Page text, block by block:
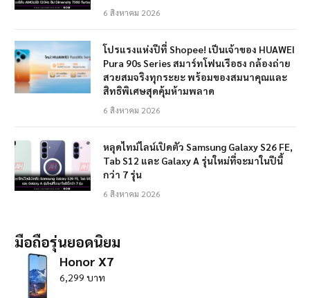
6 สิงหาคม 2026
โปรแรงแห่งปีที่ Shopee! เป็นเจ้าของ HUAWEI
Pura 90s Series สมาร์ทโฟนเรือธง กล้องถ่าย
สวยสมจริงทุกระยะ พร้อมของสมนาคุณและ
สิทธิพิเศษสุดคุ้มห้ามพลาด
6 สิงหาคม 2026
หลุดไทม์ไลน์เปิดตัว Samsung Galaxy S26 FE,
Tab S12 และ Galaxy A รุ่นใหม่ที่จะมาในปีนี้
กว่า 7 รุ่น
6 สิงหาคม 2026
มือถือรุ่นยอดนิยม
Honor X7
6,299 บาท